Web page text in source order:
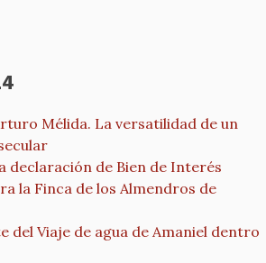
Mélida. La versatilidad de un
declaración de Bien de Interés
la Finca de los Almendros de
del Viaje de agua de Amaniel dentro